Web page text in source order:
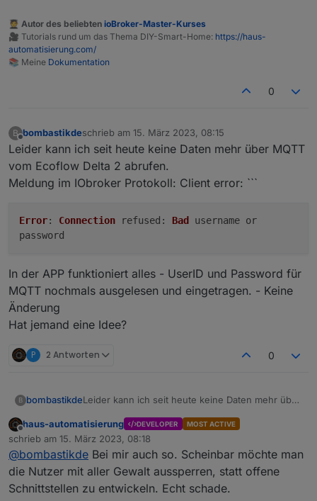
🧑‍🎓 Autor des beliebten ioBroker-Master-Kurses
🎥 Tutorials rund um das Thema DIY-Smart-Home: https://haus-
automatisierung.com/
📚 Meine Dokumentation
0
B
Offline
bombastikdeschrieb am 15. März 2023, 08:15
zuletzt editiert von
Leider kann ich seit heute keine Daten mehr über MQTT
vom Ecoflow Delta 2 abrufen.
Meldung im IObroker Protokoll: Client error: ```
Error: Connection refused : Bad
username or
password
In der APP funktioniert alles - UserID und Password für
MQTT nochmals ausgelesen und eingetragen. - Keine
Änderung
Hat jemand eine Idee?
P 2 Antworten 0
B bombastikdeLeider kann ich seit heute keine Daten mehr über
Meldung im IObroker Protokoll: Client error: ```
In der APP funktioniert alles - UserID und
Password für MQTT nochmals ausgelesen und
eingetragen. - Keine Änderung
Hat jemand eine Idee?
Offline
haus-automatisierung DEVELOPER MOST ACTIVE
schrieb am 15. März 2023, 08:18
zuletzt editiert von
@bombastikde Bei mir auch so. Scheinbar möchte man
die Nutzer mit aller Gewalt aussperren, statt offene
Schnittstellen zu entwickeln. Echt schade.